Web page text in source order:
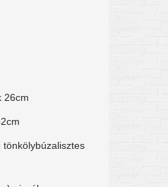
26cm
tönkölybúzalisztes